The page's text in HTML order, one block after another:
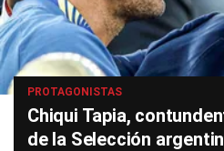
PROTAGONISTAS
Chiqui Tapia,
de la Selección